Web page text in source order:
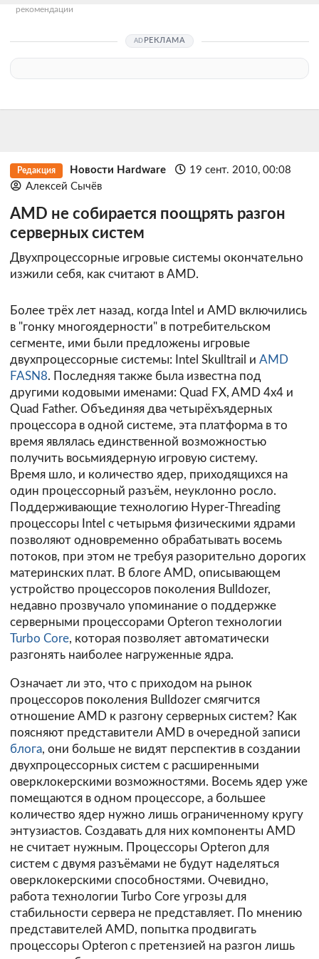
рекомендации
РЕКЛАМА
Редакция Новости Hardware
19 сент. 2010, 00:08
Алексей Сычёв
AMD не собирается поощрять разгон
серверных систем
Двухпроцессорные игровые системы окончательно
изжили себя, как считают в AMD.
Более трёх лет назад, когда Intel и AMD включились
в "гонку многоядерности" в потребительском
сегменте, ими были предложены игровые
двухпроцессорные системы: Intel Skulltrail и AMD
FASN8. Последняя также была известна под
другими кодовыми именами: Quad FX, AMD 4x4 и
Quad Father. Объединяя два четырёхъядерных
процессора в одной системе, эта платформа в то
время являлась единственной возможностью
получить восьмиядерную игровую систему.
Время шло, и количество ядер, приходящихся на
один процессорный разъём, неуклонно росло.
Поддерживающие технологию Hyper-Threading
процессоры Intel с четырьмя физическими ядрами
позволяют одновременно обрабатывать восемь
потоков, при этом не требуя разорительно дорогих
материнских плат. В блоге AMD, описывающем
устройство процессоров поколения Bulldozer,
недавно прозвучало упоминание о поддержке
серверными процессорами Opteron технологии
Turbo Core, которая позволяет автоматически
разгонять наиболее нагруженные ядра.
Означает ли это, что с приходом на рынок
процессоров поколения Bulldozer смягчится
отношение AMD к разгону серверных систем? Как
поясняют представители AMD в очередной записи
блога, они больше не видят перспектив в создании
двухпроцессорных систем с расширенными
оверклокерскими возможностями. Восемь ядер уже
помещаются в одном процессоре, а большее
количество ядер нужно лишь ограниченному кругу
энтузиастов. Создавать для них компоненты AMD
не считает нужным. Процессоры Opteron для
систем с двумя разъёмами не будут наделяться
оверклокерскими способностями. Очевидно,
работа технологии Turbo Core угрозы для
стабильности сервера не представляет. По мнению
представителей AMD, попытка продвигать
процессоры Opteron с претензией на разгон лишь